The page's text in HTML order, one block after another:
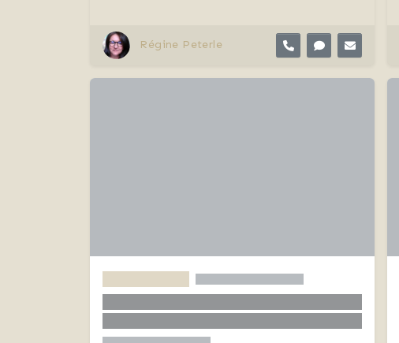
Régine Peterle